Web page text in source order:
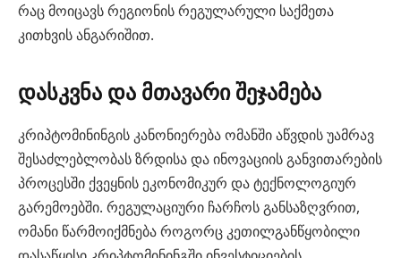
რაც მოიცავს რეგიონის რეგულარული საქმეთა
კითხვის ანგარიშით.
დასკვნა და მთავარი შეჯამება
კრიპტომინინგის კანონიერება ომანში აწვდის უამრავ
შესაძლებლობას ზრდისა და ინოვაციის განვითარების
პროცესში ქვეყნის ეკონომიკურ და ტექნოლოგიურ
გარემოებში. რეგულაციური ჩარჩოს განსაზღვრით,
ომანი წარმოიქმნება როგორც კეთილგანწყობილი